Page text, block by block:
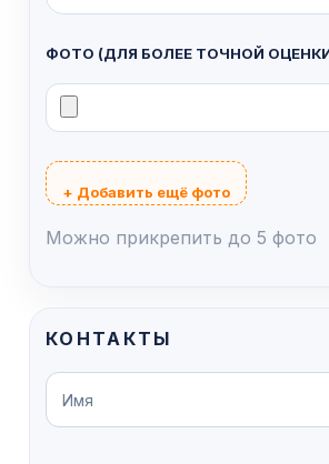
ФОТО (ДЛЯ БОЛЕЕ ТОЧНОЙ
+ Добавить ещё фото
Можно прикрепить до 5 фото
КОНТАКТЫ